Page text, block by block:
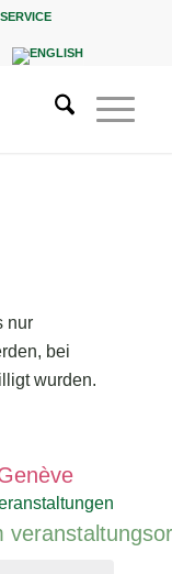
SERVICE
nur
bei
wurden.